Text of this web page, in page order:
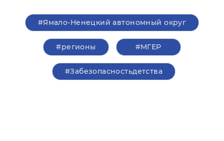
#Ямало-Ненецкий автономный округ
#регионы #‎МГЕР‬
#Забезопасностьдетства